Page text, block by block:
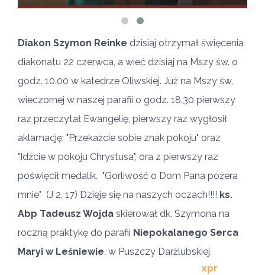
Diakon Szymon Reinke dzisiaj otrzymał święcenia
diakonatu 22 czerwca, a wieć dzisiaj na Mszy św. o
godz. 10.00 w katedrze Oliwskiej. Już na Mszy św.
wieczornej w naszej parafii o godz. 18.30 pierwszy
raz przeczytał Ewangelię, pierwszy raz wygłosił
aklamację: "Przekażcie sobie znak pokoju" oraz
"Idźcie w pokoju Chrystusa", ora z pierwszy raz
poświęcił medalik. "Gorliwość o Dom Pana pożera
mnie" (J 2, 17) Dzieje się na naszych oczach!!!! ks.
Abp Tadeusz Wojda skierował dk. Szymona na
roczną praktykę do parafii Niepokalanego Serca
Maryi w Leśniewie, w Puszczy Darżlubskiej.
xpr